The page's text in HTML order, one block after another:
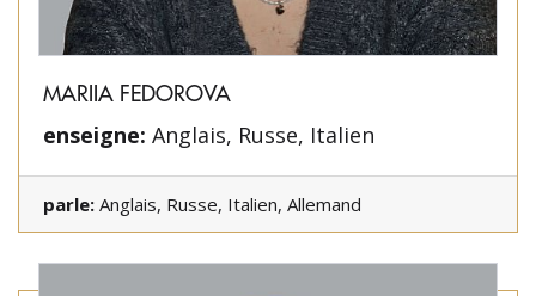
MARIIA FEDOROVA
enseigne: Anglais, Russe, Italien
parle: Anglais, Russe, Italien, Allemand